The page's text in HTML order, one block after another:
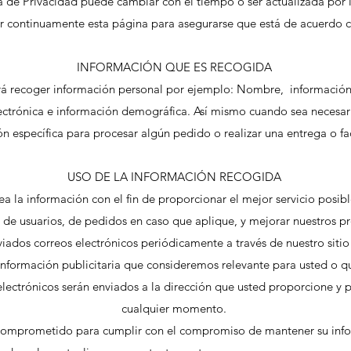
continuamente esta página para asegurarse que está de acuerdo
INFORMACIÓN QUE ES RECOGIDA
recoger información personal por ejemplo: Nombre,
e información demográfica. Así mismo cuando sea
específica para procesar algún pedido o realizar una entrega o
USO DE LA INFORMACIÓN RECOGIDA
la información con el fin de proporcionar el mejor servicio
usuarios, de pedidos en caso que aplique, y mejorar nuestros
correos electrónicos periódicamente a través de nuestro
publicitaria que consideremos relevante para usted o
serán enviados a la dirección que usted proporcione y
cualquier momento.
para cumplir con el compromiso de mantener su